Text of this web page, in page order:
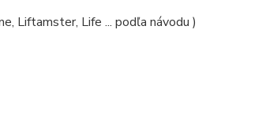
Liftamster, Life ... podľa návodu )